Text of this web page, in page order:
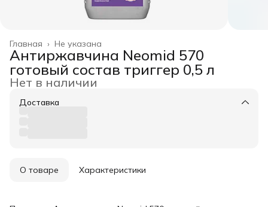
Не указана
Главная ›
Антиржавчина Neomid 570
готовый состав триггер 0,5 л
Нет в наличии
Доставка
О товаре Характеристики